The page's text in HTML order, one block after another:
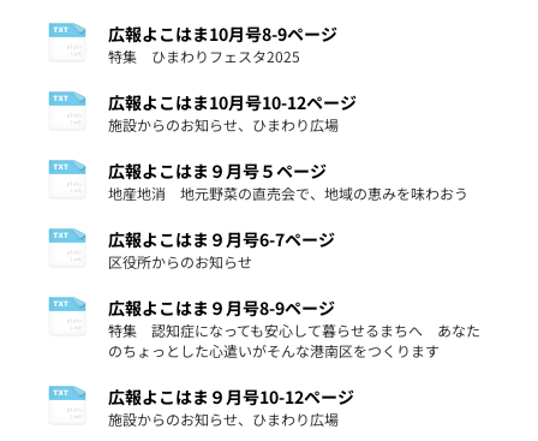
広報よこはま10月号8-9ページ
特集 ひまわりフェスタ2025
広報よこはま10月号10-12ページ
施設からのお知らせ、ひまわり広場
広報よこはま９月号５ページ
地産地消 地元野菜の直売会で、地域の恵みを味わおう
広報よこはま９月号6-7ページ
区役所からのお知らせ
広報よこはま９月号8-9ページ
特集 認知症になっても安心して暮らせるまちへ あなた
のちょっとした心遣いがそんな港南区をつくります
広報よこはま９月号10-12ページ
施設からのお知らせ、ひまわり広場